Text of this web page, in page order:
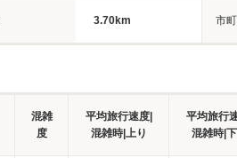
3.70km 市
混雑
度
平均旅行速度|
混雑時|上り
平均旅行
混雑時|